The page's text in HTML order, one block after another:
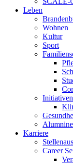
Leben
Wohnen
Kultur
Sport
Initiativen
Karriere
Career